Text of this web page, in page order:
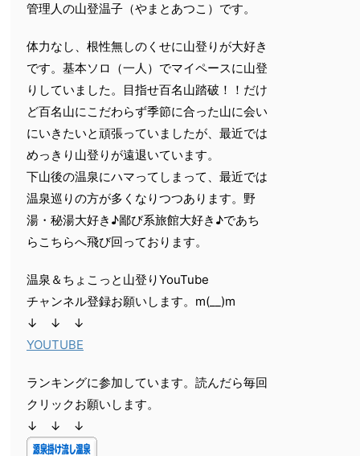
管理人の山登温子（やまとあつこ）です。
体力なし、根性無しのくせに山登りが大好き
です。基本ソロ（一人）でマイペースに山登
りしていました。目指せ百名山踏破！！だけ
ど百名山にこだわらず季節に合った山に会い
にいきたいと頑張っていましたが、最近では
めっきり山登りが遠退いています。
下山後の温泉にハマってしまって、最近では
温泉巡りの方が多くなりつつあります。野
湯・秘湯大好き♪鄙び系旅館大好き♪であち
らこちらへ飛び回っております。
温泉＆ちょこっと山登りYouTube
チャンネル登録お願いします。m(__)m
↓ ↓ ↓
YOUTUBE
ランキングに参加しています。読んだら毎回
クリックお願いします。
↓ ↓ ↓